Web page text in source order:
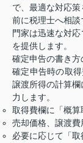
で、最適な対応
前に税理士へ相
門家は迅速な対
を提供します。
確定申告の書き方
確定申告時の取
譲渡所得の計算
力します。
取得費欄に「概
売却価格、譲渡
必要に応じて「